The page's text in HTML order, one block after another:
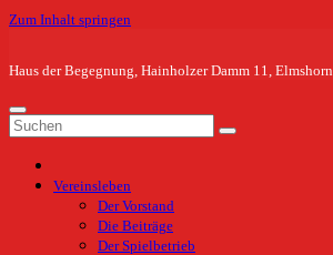
Zum Inhalt springen
Haus der Begegnung, Hainholzer Damm 11, Elmshorn
Vereinsleben
Der Vorstand
Die Beiträge
Der Spielbetrieb